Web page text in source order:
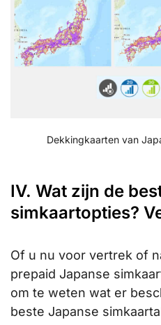
Dekkingkaarten van
IV. Wat zijn de
simkaartopties?
Of u nu voor vertrek of
prepaid Japanse
om te weten wat er
beste Japanse